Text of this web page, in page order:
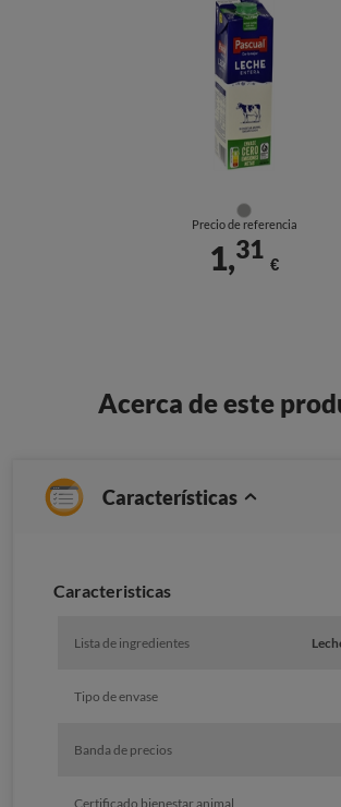
Precio de referencia
1,31
€
Acerca de este
Características
Caracteristicas
Lista de ingredientes
Tipo de envase
Banda de precios
Certificado bienestar animal